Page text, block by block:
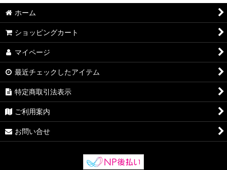
ホーム
ショッピングカート
マイページ
最近チェックしたアイテム
特定商取引法表示
ご利用案内
お問い合せ